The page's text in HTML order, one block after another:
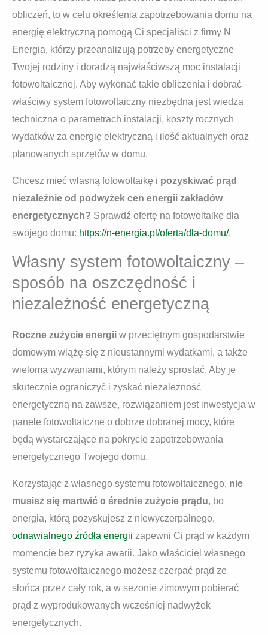
obliczeń, to w celu określenia zapotrzebowania domu na
energię elektryczną pomogą Ci specjaliści z firmy N
Energia, którzy przeanalizują potrzeby energetyczne
Twojej rodziny i doradzą najwłaściwszą moc instalacji
fotowoltaicznej. Aby wykonać takie obliczenia i dobrać
właściwy system fotowoltaiczny niezbędna jest wiedza
techniczna o parametrach instalacji, koszty rocznych
wydatków za energię elektryczną i ilość aktualnych oraz
planowanych sprzętów w domu.
Chcesz mieć własną fotowoltaikę i pozyskiwać prąd
niezależnie od podwyżek cen energii zakładów
energetycznych? Sprawdź ofertę na fotowoltaikę dla
swojego domu: https://n-energia.pl/oferta/dla-domu/.
Własny system fotowoltaiczny –
sposób na oszczędność i
niezależność energetyczną
Roczne zużycie energii w przeciętnym gospodarstwie
domowym wiążę się z nieustannymi wydatkami, a także
wieloma wyzwaniami, którym należy sprostać. Aby je
skutecznie ograniczyć i zyskać niezależność
energetyczną na zawsze, rozwiązaniem jest inwestycja w
panele fotowoltaiczne o dobrze dobranej mocy, które
będą wystarczające na pokrycie zapotrzebowania
energetycznego Twojego domu.
Korzystając z własnego systemu fotowoltaicznego, nie
musisz się martwić o średnie zużycie prądu, bo
energia, którą pozyskujesz z niewyczerpalnego,
odnawialnego źródła energii zapewni Ci prąd w każdym
momencie bez ryzyka awarii. Jako właściciel własnego
systemu fotowoltaicznego możesz czerpać prąd ze
słońca przez cały rok, a w sezonie zimowym pobierać
prąd z wyprodukowanych wcześniej nadwyżek
energetycznych.